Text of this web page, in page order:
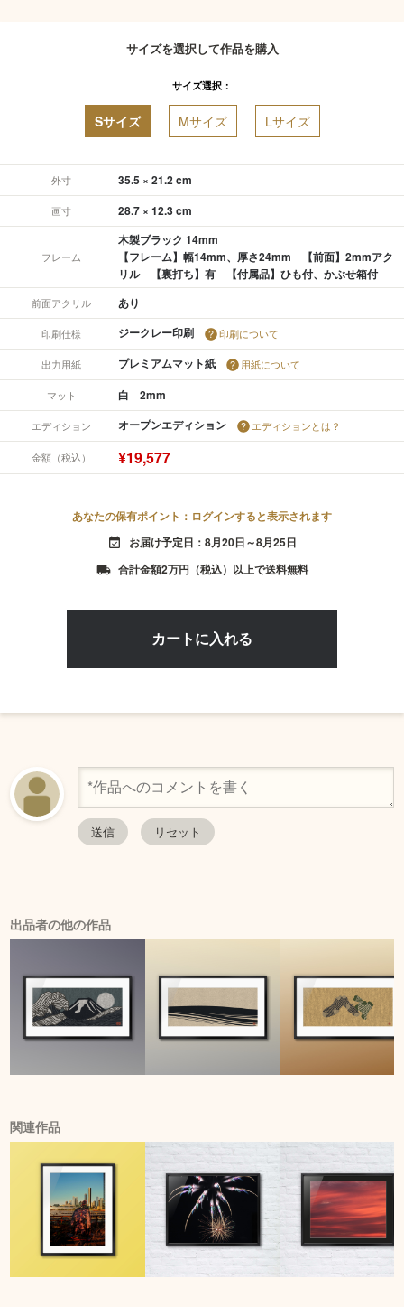
サイズを選択して作品を購入
サイズ選択：
Sサイズ Mサイズ Lサイズ
外寸 35.5 × 21.2 cm
画寸 28.7 × 12.3 cm
フレーム
木製ブラック 14mm
【フレーム】幅14mm、厚さ24mm 【前面】2mmアク
リル 【裏打ち】有 【付属品】ひも付、かぶせ箱付
前面アクリル あり
印刷仕様 ジークレー印刷 印刷について
出力用紙 プレミアムマット紙 用紙について
マット 白 2mm
エディション オープンエディション エディションとは？
金額（税込） ¥19,577
あなたの保有ポイント：ログインすると表示されます
event_available お届け予定日：8月20日～8月25日
local_shipping 合計金額2万円（税込）以上で送料無料
出品者の他の作品
関連作品